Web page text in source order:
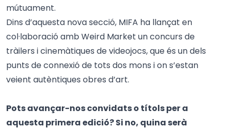
mútuament.
Dins d’aquesta nova secció, MIFA ha llançat en
col·laboració amb Weird Market un concurs de
tràilers i cinemàtiques de videojocs, que és un dels
punts de connexió de tots dos mons i on s’estan
veient autèntiques obres d’art.
Pots avançar-nos convidats o títols per a
aquesta primera edició? Si no, quina serà